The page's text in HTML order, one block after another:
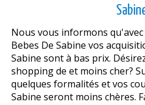
Nous vous informons
Bebes De Sabine vos
Sabine sont à bas prix.
shopping de et moins cher?
quelques formalités et vos
Sabine seront moins chères.